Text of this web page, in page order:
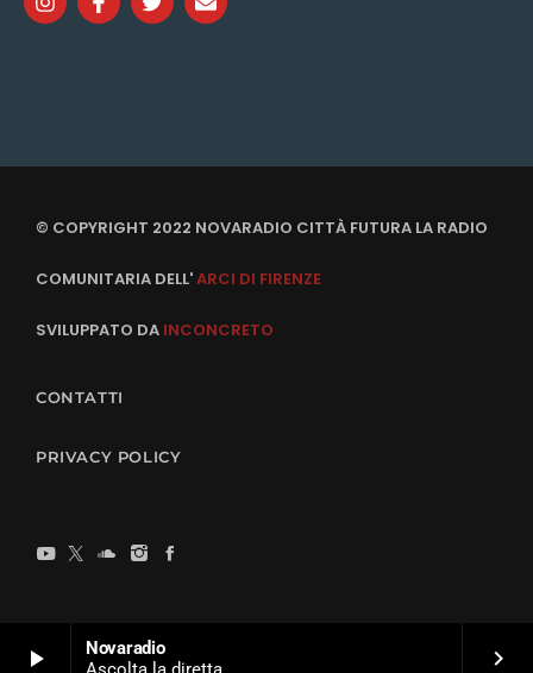
play_arrow
Novaradio
keyboard_arrow_right
© COPYRIGHT 2022 NOVARADIO CITTÀ FUTURA LA RADIO
COMUNITARIA DELL'ARCI DI FIRENZE
SVILUPPATO DA INCONCRETO
CONTATTI
PRIVACY POLICY